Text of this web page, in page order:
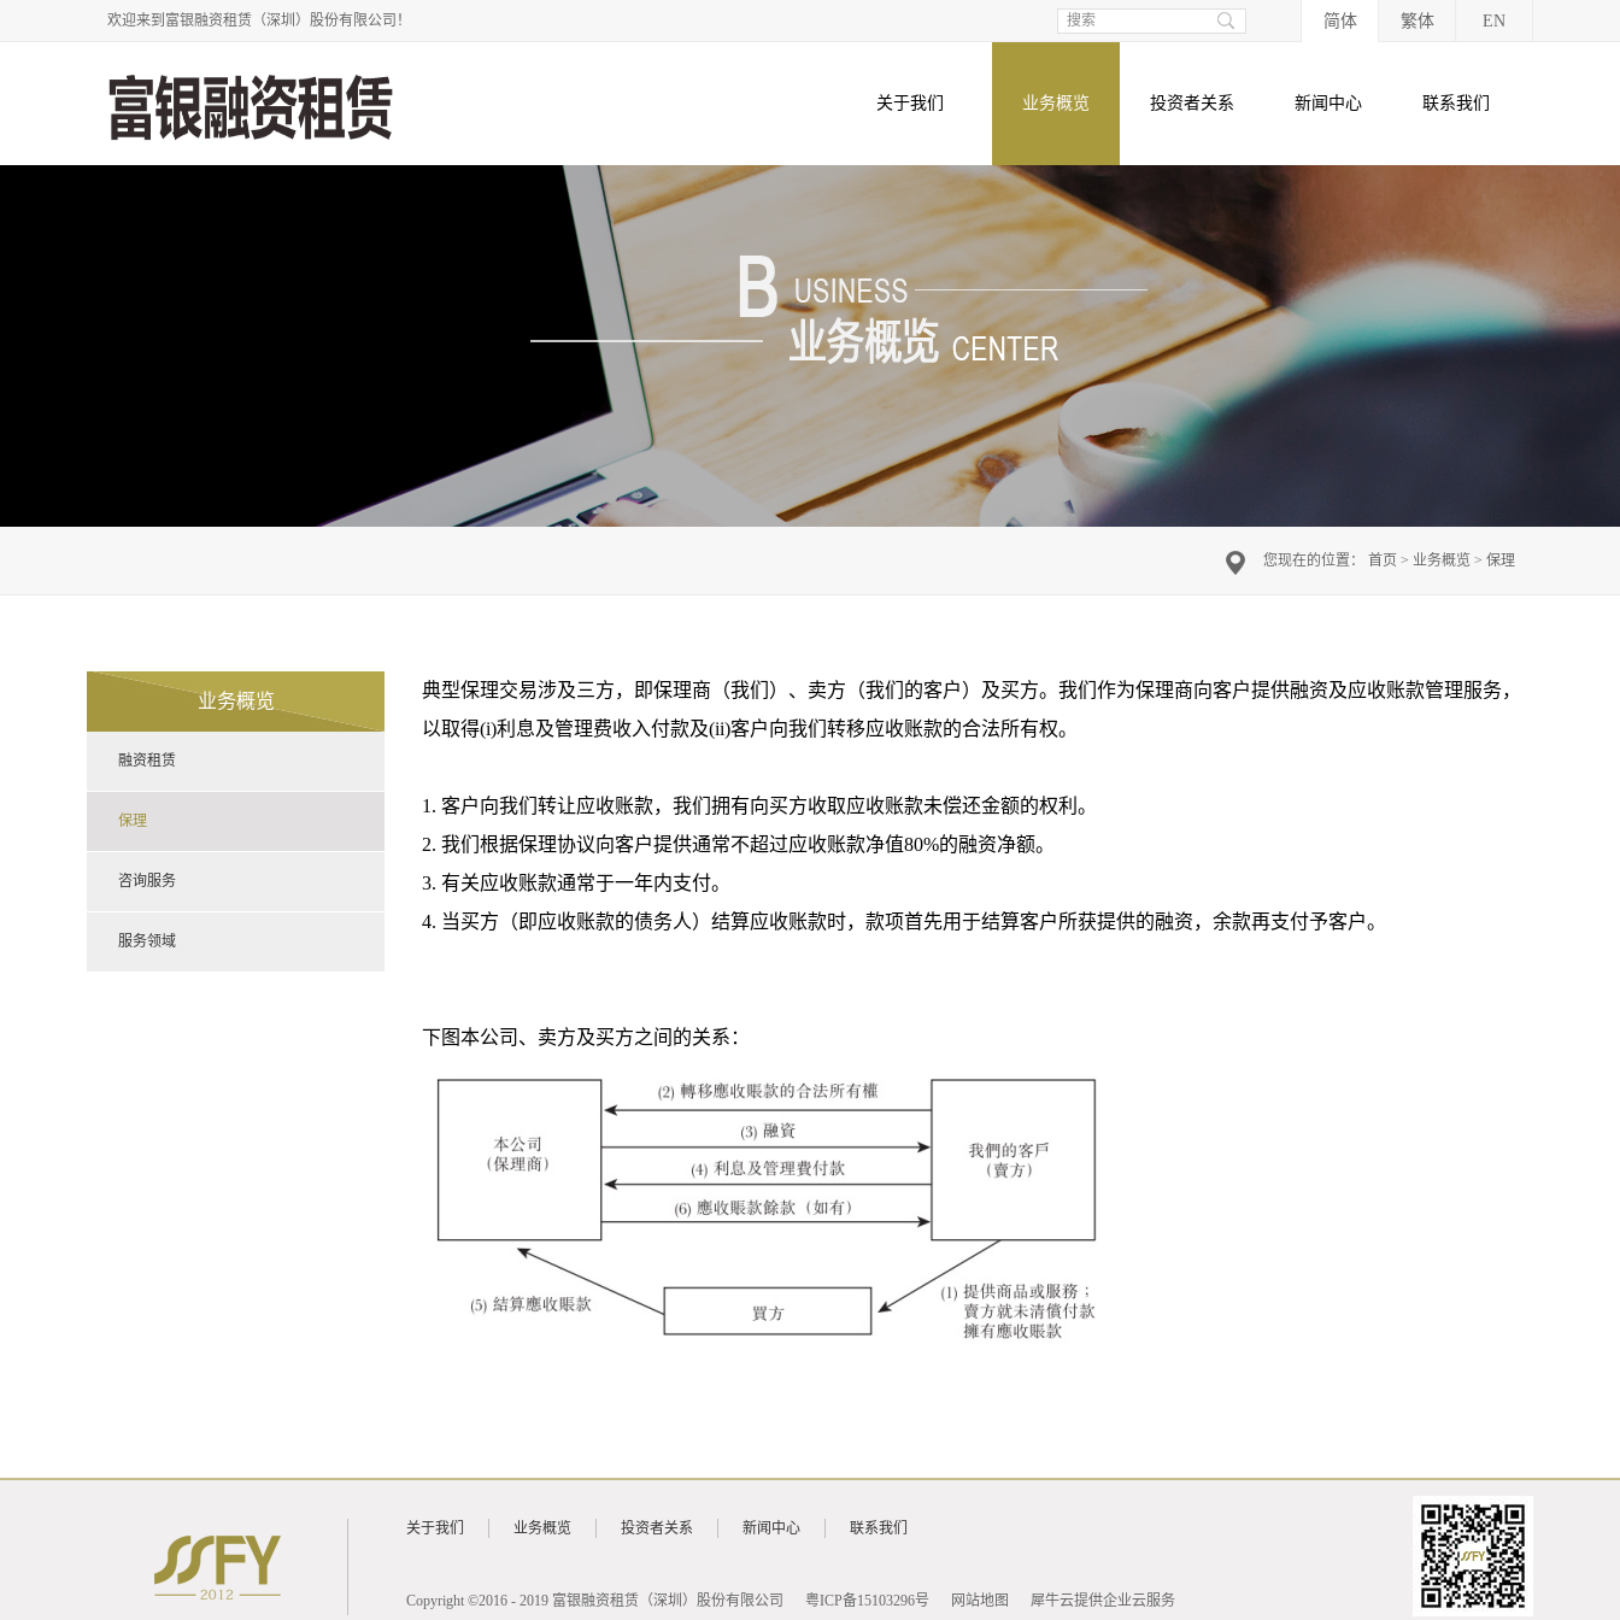
欢迎来到富银融资租赁（深圳）股份有限公司！ 简体 繁体 EN
关于我们 业务概览 投资者关系 新闻中心 联系我们
您现在的位置： 首页 > 业务概览 > 保理
业务概览
融资租赁
保理
咨询服务
服务领域
典型保理交易涉及三方，即保理商（我们）、卖方（我们的客户）及买方。我们作为保理商向客户提供融资及应收账款管理服务，
以取得(i)利息及管理费收入付款及(ii)客户向我们转移应收账款的合法所有权。
1. 客户向我们转让应收账款，我们拥有向买方收取应收账款未偿还金额的权利。
2. 我们根据保理协议向客户提供通常不超过应收账款净值80%的融资净额。
3. 有关应收账款通常于一年内支付。
4. 当买方（即应收账款的债务人）结算应收账款时，款项首先用于结算客户所获提供的融资，余款再支付予客户。
下图本公司、卖方及买方之间的关系：
关于我们 业务概览 投资者关系 新闻中心 联系我们
Copyright ©2016 - 2019 富银融资租赁（深圳）股份有限公司 粤ICP备15103296号 网站地图 犀牛云提供企业云服务